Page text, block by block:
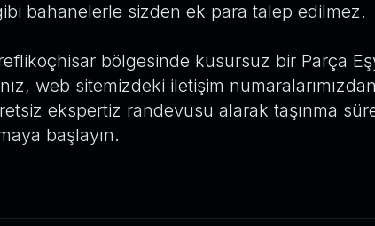
bahanelerle sizden ek para talep edilmez.
bölgesinde kusursuz bir Parça
web sitemizdeki iletişim
ekspertiz randevusu alarak taşınma
başlayın.